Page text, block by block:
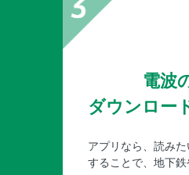
電波
ダウンロー
アプリなら、読み
することで、地下鉄